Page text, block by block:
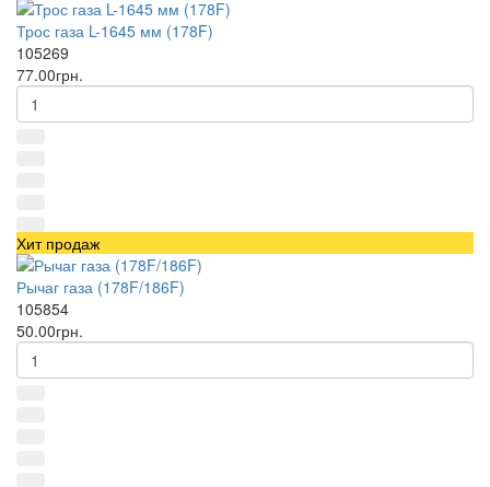
Трос газа L-1645 мм (178F)
105269
77.00грн.
Хит продаж
Рычаг газа (178F/186F)
105854
50.00грн.